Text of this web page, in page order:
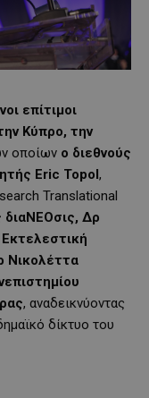
επίτιμοι
Κύπρο, την
οποίων ο διεθνούς
Eric Topol,
Translational
διαΝΕΟσις, Δρ
Εκτελεστική
Νικολέττα
, αναδεικνύοντας
δίκτυο του